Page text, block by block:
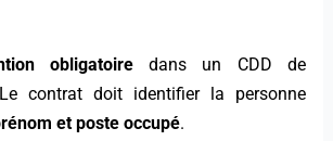
obligatoiredans un CDD de
contrat doit identifier la personne
et poste occupé.